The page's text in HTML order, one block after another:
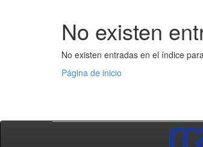
No existen
No existen entradas en el índice
Página de inicio